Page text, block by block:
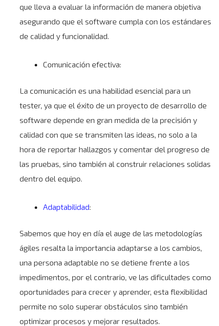
que lleva a evaluar la información de manera objetiva
asegurando que el software cumpla con los estándares
de calidad y funcionalidad.
Comunicación efectiva:
La comunicación es una habilidad esencial para un
tester, ya que el éxito de un proyecto de desarrollo de
software depende en gran medida de la precisión y
calidad con que se transmiten las ideas, no solo a la
hora de reportar hallazgos y comentar del progreso de
las pruebas, sino también al construir relaciones solidas
dentro del equipo.
Adaptabilidad:
Sabemos que hoy en día el auge de las metodologías
ágiles resalta la importancia adaptarse a los cambios,
una persona adaptable no se detiene frente a los
impedimentos, por el contrario, ve las dificultades como
oportunidades para crecer y aprender, esta flexibilidad
permite no solo superar obstáculos sino también
optimizar procesos y mejorar resultados.